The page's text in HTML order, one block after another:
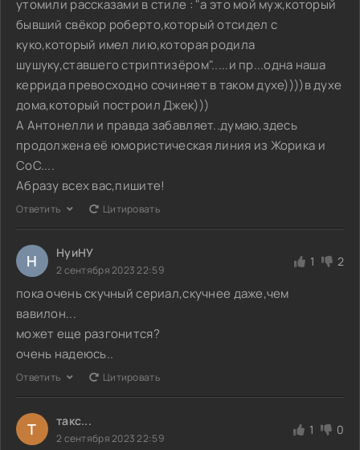
утомили рассказами в стиле : "а это мой муж,который
бывший свёкор роберто,который отсидел с
куко,который имел лию,которая родила
шушуку,ставшего стриптизёром".....и пр...одна наша
керрида превосходно сочиняет в таком духе))))в духе
дома,который построил Джек)))
А Антонелли и правда забавляет..думаю,здесь
продолжена её юмористическая линия из Жорика и
СоС....
Абразу всех вас,пишите!
Ответить Цитировать
Н НуиНУ
2 сентября 2023 22:59
1 2
пока очень скучный сериал,скучнее даже,чем
вавилон...
может еще разгонится?
очень надеюсь..
Ответить Цитировать
Т такс...
2 сентября 2023 22:59
1 0